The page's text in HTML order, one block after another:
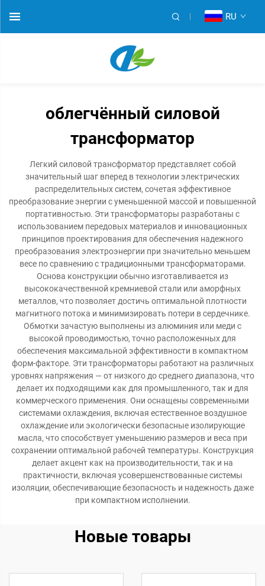
RU
облегчённый силовой
трансформатор
Легкий силовой трансформатор представляет собой
значительный шаг вперед в технологии электрических
распределительных систем, сочетая эффективное
преобразование энергии с уменьшенной массой и повышенной
портативностью. Эти трансформаторы разработаны с
использованием передовых материалов и инновационных
принципов проектирования для обеспечения надежного
преобразования электроэнергии при значительно меньшем
весе по сравнению с традиционными трансформаторами.
Основа конструкции обычно изготавливается из
высококачественной кремниевой стали или аморфных
металлов, что позволяет достичь оптимальной плотности
магнитного потока и минимизировать потери в сердечнике.
Обмотки зачастую выполнены из алюминия или меди с
высокой проводимостью, точно расположенных для
обеспечения максимальной эффективности в компактном
форм-факторе. Эти трансформаторы работают на различных
уровнях напряжения — от низкого до среднего диапазона, что
делает их подходящими как для промышленного, так и для
коммерческого применения. Они оснащены современными
системами охлаждения, включая естественное воздушное
охлаждение или экологически безопасные изолирующие
масла, что способствует уменьшению размеров и веса при
сохранении оптимальной рабочей температуры. Конструкция
делает акцент как на производительности, так и на
практичности, включая усовершенствованные системы
изоляции, обеспечивающие безопасность и надежность даже
при компактном исполнении.
Новые товары